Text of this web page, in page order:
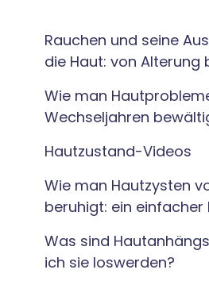
Rauchen und seine
die Haut: von Alterung
Wie man
Wechseljahren
Hautzustand-Videos
Wie man Hautzysten
beruhigt: ein einfacher
Was sind
ich sie loswerden?